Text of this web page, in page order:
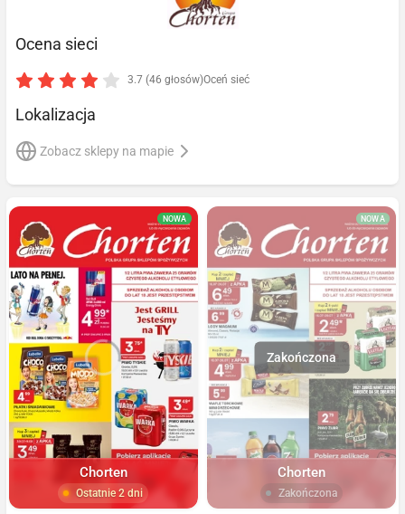
Ocena sieci
3.7 (46 głosów)Oceń sieć
Lokalizacja
Zobacz sklepy na mapie
NOWA
Chorten
Ostatnie 2 dni
NOWA
Chorten
Zakończona